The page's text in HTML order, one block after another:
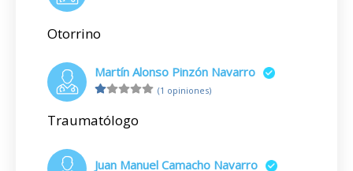
Otorrino
Martín Alonso Pinzón Navarro
(1 opiniones)
Traumatólogo
Juan Manuel Camacho Navarro